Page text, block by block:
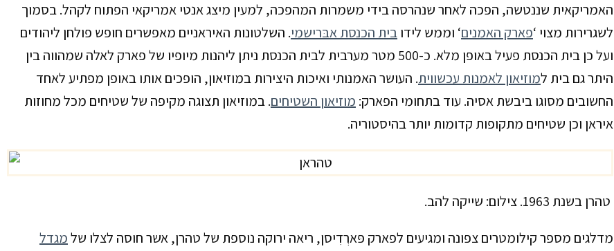
האמריקאית שננטשה, הפכה לאחר שנהרסה בידי משמרות המהפכה, למעין מיצג אנטי אמריקאי הפתוח לקהל. בסמוך
לשגרירות מצוי ‘פארק האמנים‘ וממש לידובית הכנסת אבּרישמי. השלטונות האיראניים מאפשרים חופש פולחן ליהודים
ועל כן בית הכנסת פעיל באופן מלא. כ-500 מטר מערבית לבית הכנסת ניתן ליהנות מיופיו של פארק לאלה שמהווה בין
היתר גם בית למוזיאון לאמנות עכשווית. העושר האמנותי ואיכות היצירות במוזיאון, הופכים אותו באופן מפתיע לאחד
החשובים מסוגו ביבשת אסיה. עוד בתחומי הפארק: מוזיאון השטיחים. במוזיאון תצוגה מקיפה של שטיחים מכל מחוזות
איראן וכן שטיחים מתקופות קדומות יותר בהיסטוריה.
טהרן בשנת 1963. צילום: שייקה להב.
מדלגים מספר קילומטרים צפונה ומגיעים לפארק פּארְדִיסן, ריאה ירוקה נוספת של טהרן, אשר חוסה לצלו שלמגדל